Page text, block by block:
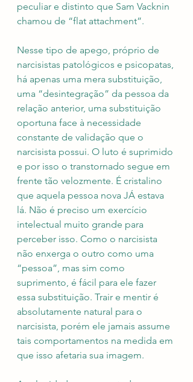
peculiar e distinto que Sam Vacknin
chamou de “flat attachment”.
Nesse tipo de apego, próprio de
narcisistas patológicos e psicopatas,
há apenas uma mera substituição,
uma “desintegração” da pessoa da
relação anterior, uma substituição
oportuna face à necessidade
constante de validação que o
narcisista possui. O luto é suprimido
e por isso o transtornado segue em
frente tão velozmente. É cristalino
que aquela pessoa nova JÁ estava
lá. Não é preciso um exercício
intelectual muito grande para
perceber isso. Como o narcisista
não enxerga o outro como uma
“pessoa”, mas sim como
suprimento, é fácil para ele fazer
essa substituição. Trair e mentir é
absolutamente natural para o
narcisista, porém ele jamais assume
tais comportamentos na medida em
que isso afetaria sua imagem.